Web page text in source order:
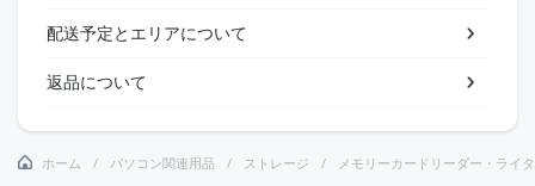
配送予定とエリアについて
返品について
ホーム パソコン関連用品 ストレージ メモリーカードリーダー・ライ